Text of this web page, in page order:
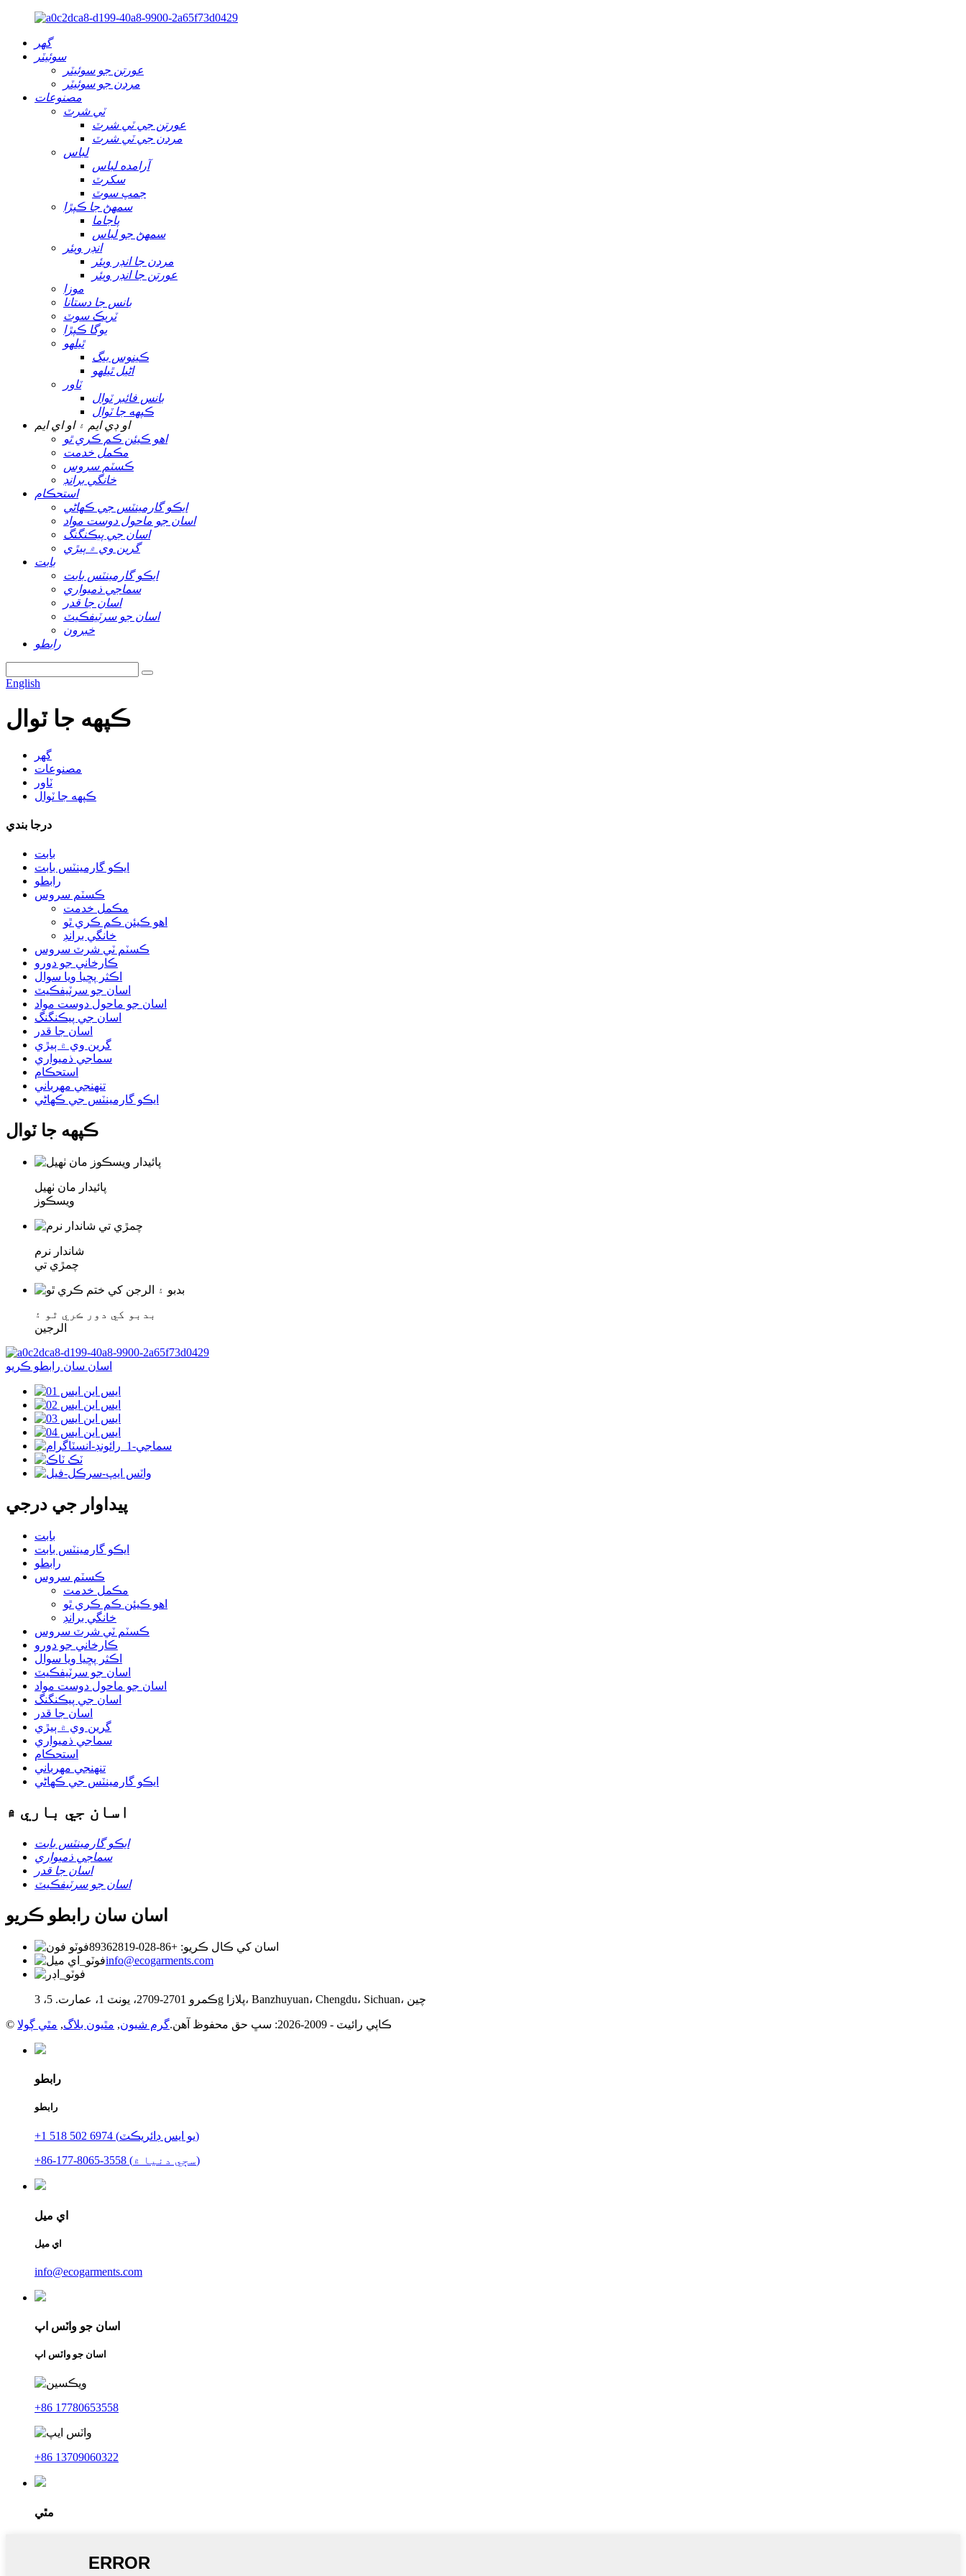
گهر
سوئيٽر
عورتن جو سوئيٽر
مردن جو سوئيٽر
مصنوعات
ٽي شرٽ
عورتن جي ٽي شرٽ
مردن جي ٽي شرٽ
لباس
آرامده لباس
سکرٽ
جمپ سوٽ
سمهڻ جا ڪپڙا
پاجاما
سمهڻ جو لباس
انڊر ويئر
مردن جا انڊر ويئر
عورتن جا انڊر ويئر
موزا
بانس جا دستانا
ٽريڪ سوٽ
يوگا ڪپڙا
ٿيلهو
ڪينوس بيگ
اڻيل ٿيلهو
ٽاور
بانس فائبر ٽوال
ڪپهه جا ٽوال
او ڊي ايم ۽ او اي ايم
اهو ڪيئن ڪم ڪري ٿو
مڪمل خدمت
ڪسٽم سروس
خانگي برانڊ
استحڪام
ايڪو گارمينٽس جي ڪهاڻي
اسان جو ماحول دوست مواد
اسان جي پيڪنگنگ
گرين وي ۾ ٻيڙي
بابت
ايڪو گارمينٽس بابت
سماجي ذميواري
اسان جا قدر
اسان جو سرٽيفڪيٽ
خبرون
رابطو
English
ڪپهه جا ٽوال
گھر
مصنوعات
ٽاور
ڪپهه جا ٽوال
درجا بندي
بابت
ايڪو گارمينٽس بابت
رابطو
ڪسٽم سروس
مڪمل خدمت
اهو ڪيئن ڪم ڪري ٿو
خانگي برانڊ
ڪسٽم ٽي شرٽ سروس
ڪارخاني جو دورو
اڪثر پڇيا ويا سوال
اسان جو سرٽيفڪيٽ
اسان جو ماحول دوست مواد
اسان جي پيڪنگنگ
اسان جا قدر
گرين وي ۾ ٻيڙي
سماجي ذميواري
استحڪام
تنهنجي مهرباني
ايڪو گارمينٽس جي ڪهاڻي
ڪپهه جا ٽوال
پائيدار مان ٺهيل
ويسڪوز
شاندار نرم
چمڙي تي
بدبو کي دور ڪري ٿو ۽
الرجين
اسان سان رابطو ڪريو
پيداوار جي درجي
بابت
ايڪو گارمينٽس بابت
رابطو
ڪسٽم سروس
مڪمل خدمت
اهو ڪيئن ڪم ڪري ٿو
خانگي برانڊ
ڪسٽم ٽي شرٽ سروس
ڪارخاني جو دورو
اڪثر پڇيا ويا سوال
اسان جو سرٽيفڪيٽ
اسان جو ماحول دوست مواد
اسان جي پيڪنگنگ
اسان جا قدر
گرين وي ۾ ٻيڙي
سماجي ذميواري
استحڪام
تنهنجي مهرباني
ايڪو گارمينٽس جي ڪهاڻي
اسان جي باري ۾
ايڪو گارمينٽس بابت
سماجي ذميواري
اسان جا قدر
اسان جو سرٽيفڪيٽ
اسان سان رابطو ڪريو
اسان کي ڪال ڪريو: +86-028-89362819
info@ecogarments.com
ڪمرو 2701-2709، يونٽ 1، عمارت. 5، 3g پلازا، Banzhuyuan، Chengdu، Sichuan، چين
© ڪاپي رائيٽ - 2009-2026: سڀ حق محفوظ آهن. گرم شيون, مٿيون بلاگ, مٿي ڳولا
رابطو
رابطو
+1 518 502 6974 (يو ايس ڊائريڪٽ)
+86-177-8065-3558 (سڄي دنيا ۾)
اي ميل
اي ميل
info@ecogarments.com
اسان جو واٽس اپ
اسان جو واٽس اپ
+86 17780653558
+86 13709060322
مٿي